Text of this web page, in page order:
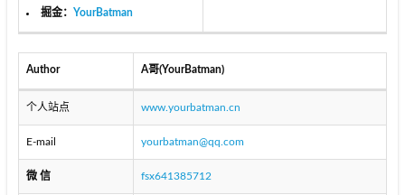
掘金： YourBatman
Author A哥(YourBatman)
个人站点 www.yourbatman.cn
E-mail yourbatman@qq.com
微 信 fsx641385712